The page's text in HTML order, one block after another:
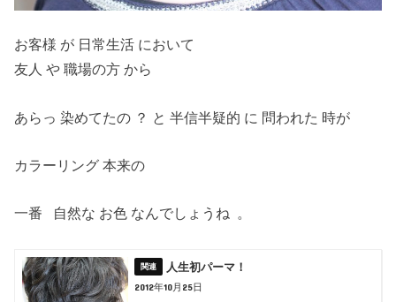
お客様 が 日常生活 において
友人 や 職場の方 から
あらっ 染めてたの ？ と 半信半疑的 に 問われた 時が
カラーリング 本来の
一番 自然な お色 なんでしょうね 。
人生初パーマ！
2012年10月25日